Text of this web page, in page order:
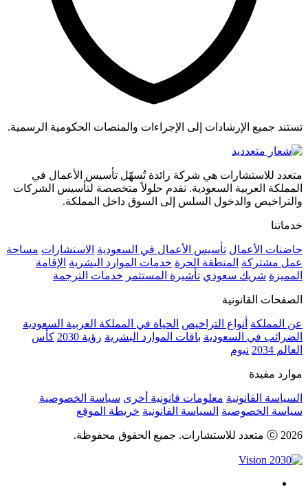
تستند جميع الإرشادات إلى الإجراءات والمنصات الحكومية الرسمية.
متعدد للاستشارات هي شركة رائدة تُسهّل تأسيس الأعمال في
المملكة العربية السعودية. نقدم حلولاً متخصصة لتأسيس الشركات
والتراخيص والدخول السلس إلى السوق داخل المملكة.
خدماتنا
حاضنات الأعمال تأسيس الأعمال في السعودية الاستشارات مساحة
عمل مشتركة المنطقة الحرة خدمات الموارد البشرية الإقامة
المميزة شريك سعودي تأشيرة المستثمر خدمات الترجمة
الصفحات القانونية
عن المملكة أنواع التراخيص الحياة في المملكة العربية السعودية
الضرائب في السعودية باقات الموارد البشرية رؤية 2030
كأس
العالم 2034
نيوم
موارد مفيدة
السياسة القانونية معلومات قانونية أخرى سياسة الخصوصية
سياسة الخصوصية السياسة القانونية خريطة الموقع
ⓒ 2026 متعدد للاستشارات. جميع الحقوق محفوظة.